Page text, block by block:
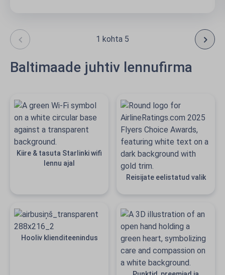
1 kohta 5
Baltimaade juhtiv lennufirma
Kiire & tasuta Starlinki wifi
lennu ajal
Reisijate eelistatud valik
Hooliv klienditeenindus